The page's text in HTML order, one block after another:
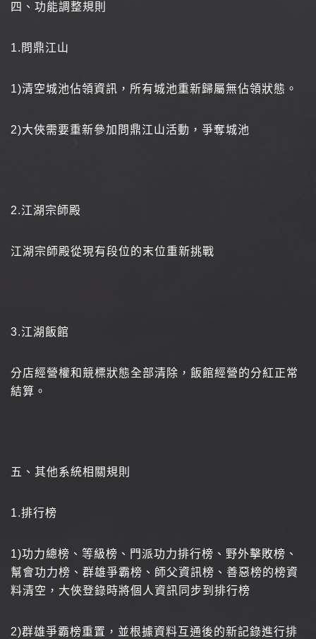
四、功能調整規則
1. 問鼎江山
1)清空城池佔領資訊，所有城池重新歸屬無佔領狀態。
2)大俠需要重新參加問鼎江山活動，爭奪城池
2.江湖宗師殿
江湖宗師殿從現有段位的末位重新挑戰
3.江湖飯館
分店經營權和競標狀態全部清除，飯館經營的分紅正常
結算。
五、其他系統相關規則
1.排行榜
1)功力總榜、等級榜、門派功力排行榜、野外擊敗榜、
幫會功力榜、群雄爭霸榜、師父資訊榜、善惡榜的榜資
料清空，大俠登錄時將個人資訊同步到排行榜
2)群雄爭霸榜重置，並根據資料互通後的新記錄進行排